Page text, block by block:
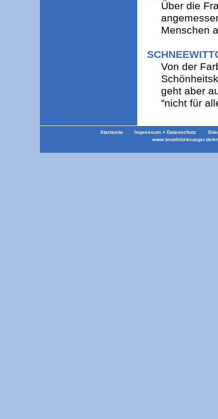
Über die
Menschen
Von der
geht aber
"nicht für
Startseite Impressum + Datenschutz
www.brunhild-krueger.de/